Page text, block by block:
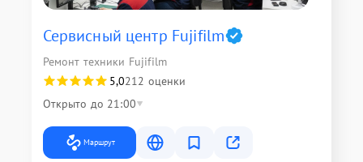
Сервисный центр Fujifilm
Ремонт техники Fujifilm
5,0212 оценки
Открыто до 21:00
Маршрут